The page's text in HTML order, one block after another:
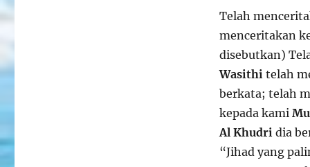
Telah
menceritakan
disebutkan)
Wasithitelah
berkata; telah
kepada kami
Al Khudridia
“Jihad yang